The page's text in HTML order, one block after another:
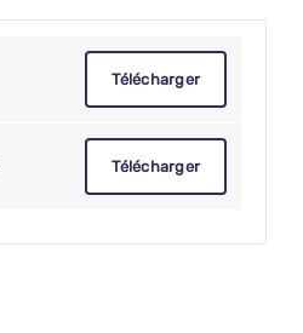
Télécharger
Télécharger